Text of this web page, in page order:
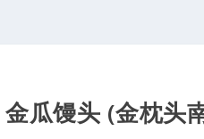
金瓜馒头 (金枕头